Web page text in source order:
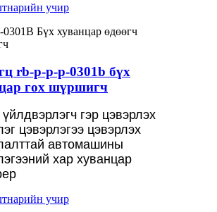
нарийн учир
rb-p-p-p-0301b бүх
гох шүршигч
гэр цэвэрлэх
цэвэрлэгээ цэвэрлэх
автомашины
хар хуванцар
нарийн учир